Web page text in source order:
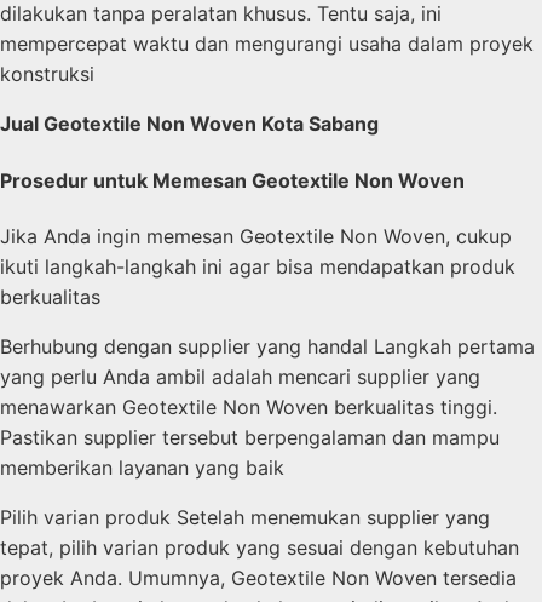
dilakukan tanpa peralatan khusus. Tentu saja, ini
mempercepat waktu dan mengurangi usaha dalam proyek
konstruksi
Jual Geotextile Non Woven Kota Sabang
Prosedur untuk Memesan Geotextile Non Woven
Jika Anda ingin memesan Geotextile Non Woven, cukup
ikuti langkah-langkah ini agar bisa mendapatkan produk
berkualitas
Berhubung dengan supplier yang handal Langkah pertama
yang perlu Anda ambil adalah mencari supplier yang
menawarkan Geotextile Non Woven berkualitas tinggi.
Pastikan supplier tersebut berpengalaman dan mampu
memberikan layanan yang baik
Pilih varian produk Setelah menemukan supplier yang
tepat, pilih varian produk yang sesuai dengan kebutuhan
proyek Anda. Umumnya, Geotextile Non Woven tersedia